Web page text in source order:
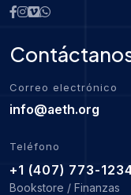
Correo electrónico
info@aeth.org
Teléfono
+1 (407) 773-
Bookstore / Finanzas